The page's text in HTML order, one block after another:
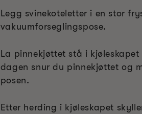
Legg svinekoteletter i en stor
vakuumforseglingspose.
La pinnekjøttet stå i
dagen snur du pinnekjøttet og
posen.
Etter herding i kjøleskapet